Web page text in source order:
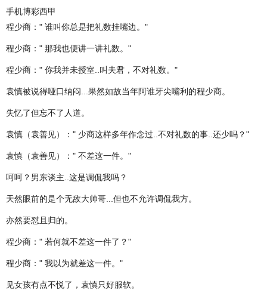
手机博彩西甲
程少商：" 谁叫你总是把礼数挂嘴边。"
程少商：" 那我也便讲一讲礼数。"
程少商：" 你我并未授室..叫夫君，不对礼数。"
袁慎被说得哑口纳闷...果然如故当年阿谁牙尖嘴利的程少商。
失忆了但忘不了人道。
袁慎（袁善见）：" 少商这样多年作念过..不对礼数的事..还少吗？"
袁慎（袁善见）：" 不差这一件。"
呵呵？男东谈主..这是调侃我吗？
天然眼前的是个无敌大帅哥...但也不允许调侃我方。
亦然要怼且归的。
程少商：" 若何就不差这一件了？"
程少商：" 我以为就差这一件。"
见女孩有点不悦了，袁慎只好服软。